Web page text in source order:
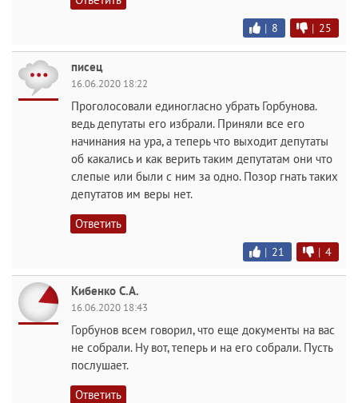
| 8 | 25
писец
16.06.2020 18:22
Проголосовали единогласно убрать Горбунова.
ведь депутаты его избрали. Приняли все его
начинания на ура, а теперь что выходит депутаты
об какались и как верить таким депутатам они что
слепые или были с ним за одно. Позор гнать таких
депутатов им веры нет.
Ответить
| 21 | 4
Кибенко С.А.
16.06.2020 18:43
Горбунов всем говорил, что еще документы на вас
не собрали. Ну вот, теперь и на его собрали. Пусть
послушает.
Ответить